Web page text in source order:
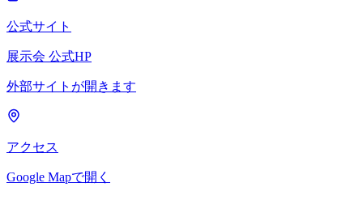
公式サイト
展示会 公式HP
外部サイトが開きます
アクセス
Google Mapで開く